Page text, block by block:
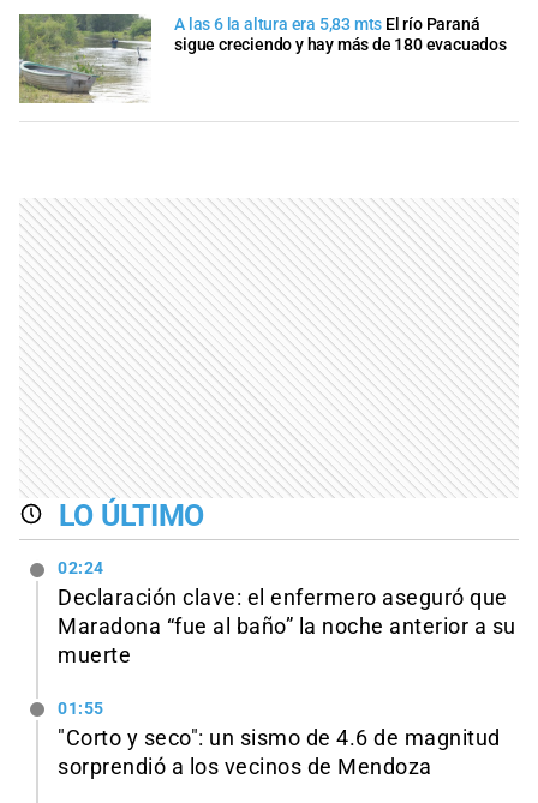
A las 6 la altura era 5,83 mts El río Paraná
sigue creciendo y hay más de 180 evacuados
LO ÚLTIMO
02:24
Declaración clave: el enfermero aseguró que
Maradona “fue al baño” la noche anterior a su
muerte
01:55
"Corto y seco": un sismo de 4.6 de magnitud
sorprendió a los vecinos de Mendoza